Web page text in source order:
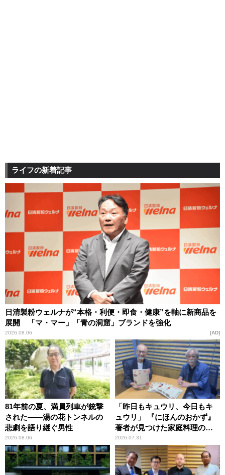
ライフの新着記事
日清製粉ウェルナが“本格・利便・即食・健康”を軸に新商品を
展開 「マ・マー」「青の洞窟」ブランドを強化
2026.08.06 AD
81年前の夏、満員列車が銃撃
された――湯の花トンネルの
悲劇を語り継ぐ男性
2026.08.06
「昨日もキュウリ、今日もキ
ュウリ」 『にほんのおかず』
著者が見つけた家庭料理の知
恵
2026.07.31